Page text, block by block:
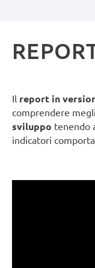
Il report in
comprendere
sviluppo tenendo
indicatori